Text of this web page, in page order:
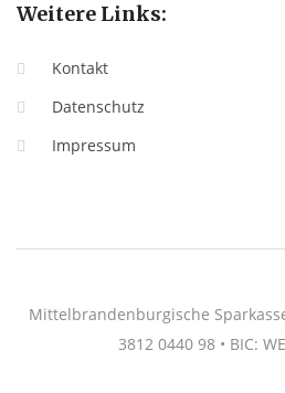
Weitere Links:
Kontakt
Datenschutz
Impressum
Mittelbrandenburgische
3812 0440 98 • BIC: